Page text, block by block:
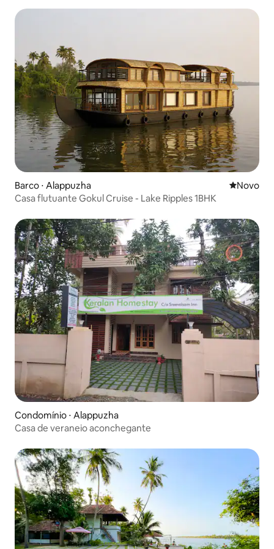
Barco ⋅ Alappuzha Novo
Novo
Casa flutuante Gokul Cruise - Lake Ripples 1BHK
Condomínio ⋅ Alappuzha
Casa de veraneio aconchegante